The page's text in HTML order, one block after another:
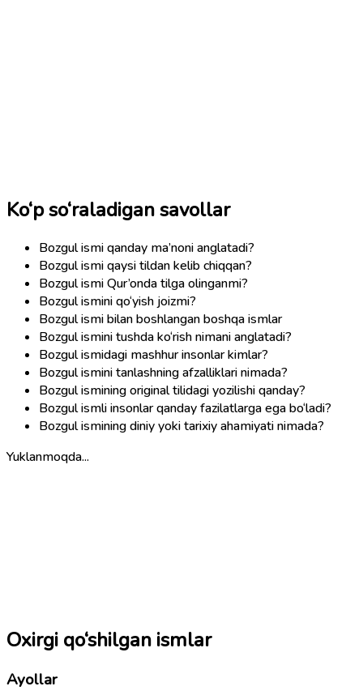
Ko‘p so‘raladigan savollar
Bozgul ismi qanday ma’noni anglatadi?
Bozgul ismi qaysi tildan kelib chiqqan?
Bozgul ismi Qur’onda tilga olinganmi?
Bozgul ismini qo‘yish joizmi?
Bozgul ismi bilan boshlangan boshqa ismlar
Bozgul ismini tushda ko‘rish nimani anglatadi?
Bozgul ismidagi mashhur insonlar kimlar?
Bozgul ismini tanlashning afzalliklari nimada?
Bozgul ismining original tilidagi yozilishi qanday?
Bozgul ismli insonlar qanday fazilatlarga ega bo‘ladi?
Bozgul ismining diniy yoki tarixiy ahamiyati nimada?
Yuklanmoqda...
Oxirgi qo‘shilgan ismlar
Ayollar